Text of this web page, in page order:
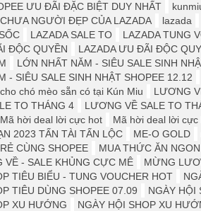
ƯU ĐÃI ĐẶC BIỆT DUY NHẤT
NGƯỜI ĐẸP CỦA LAZADA
lazada
LAZADA SALE TO LAZADA TUNG
ĐỘC QUYỀN
LAZADA ƯU ĐÃI ĐỘC
LỚN NHẤT NĂM - SIÊU SALE SINH
- SIÊU SALE SINH NHẬT SHOPEE 12.12
chó mèo sẵn có tại Kún Miu
LƯƠNG
TO THÁNG 4
LƯƠNG VỀ SALE TO
Mã hời deal lời cực hot Mã hời deal lời cực
2023 TẤN TÀI TẤN LỘC
ME-O GOLD
CÙNG SHOPEE
MUA THỨC ĂN
VỀ - SALE KHỦNG CỰC MÊ
MỪNG
TIÊU BIỂU - TUNG VOUCHER HOT
TIÊU DÙNG SHOPEE 07.09
NGÀY HỘI
XU HƯỚNG
NGÀY HỘI SHOP XU